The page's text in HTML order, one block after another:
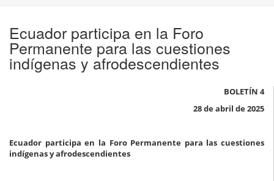
Ecuador participa en la Foro
Permanente para las cuestiones
indígenas y afrodescendientes
BOLETÍN 4
28 de abril de 2025
Ecuador participa en la Foro Permanente para las cuestiones
indígenas y afrodescendientes